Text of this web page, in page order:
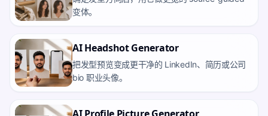
变体。
AI Headshot Generator
把发型预览变成更干净的 LinkedIn、简历或公司
bio 职业头像。